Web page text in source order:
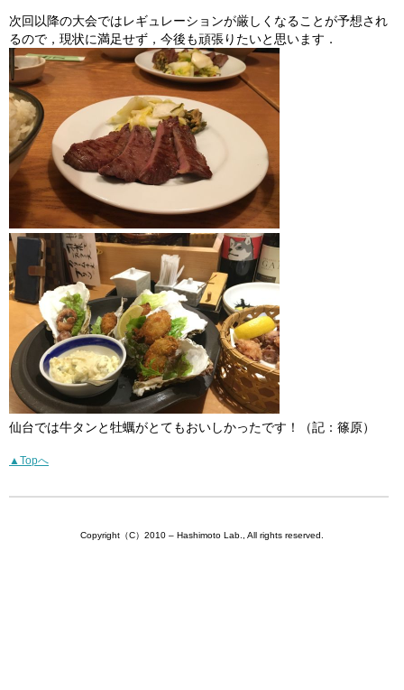
次回以降の大会ではレギュレーションが厳しくなることが予想され
るので，現状に満足せず，今後も頑張りたいと思います．
仙台では牛タンと牡蠣がとてもおいしかったです！（記：篠原）
▲Topへ
Copyright（C）2010 – Hashimoto Lab., All rights reserved.